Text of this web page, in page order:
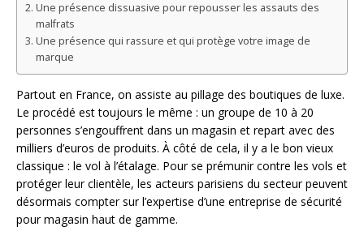
Une présence dissuasive pour repousser les assauts des
malfrats
Une présence qui rassure et qui protège votre image de
marque
Partout en France, on assiste au pillage des boutiques de luxe.
Le procédé est toujours le même : un groupe de 10 à 20
personnes s’engouffrent dans un magasin et repart avec des
milliers d’euros de produits. À côté de cela, il y a le bon vieux
classique : le vol à l’étalage. Pour se prémunir contre les vols et
protéger leur clientèle, les acteurs parisiens du secteur peuvent
désormais compter sur l’expertise d’une entreprise de sécurité
pour magasin haut de gamme.